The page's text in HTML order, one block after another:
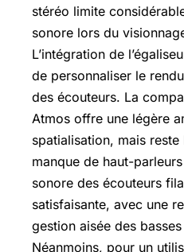
stéréo limite
sonore lors du
L’intégration de
de personnaliser le
des écouteurs. La
Atmos offre une légère
spatialisation, mais
manque de haut-
sonore des écouteurs
satisfaisante, avec une
gestion aisée des
Néanmoins, pour un